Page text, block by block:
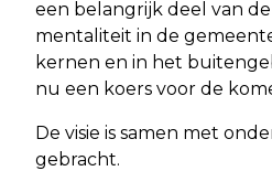
een belangrijk deel van
mentaliteit in de
kernen en in het
nu een koers voor de
De visie is samen met
gebracht.